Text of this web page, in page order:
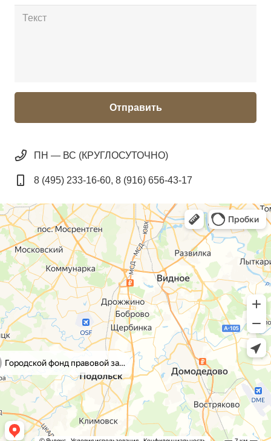
Отправить
ПН — ВС (КРУГЛОСУТОЧНО)
8 (495) 233-16-60, 8 (916) 656-43-17